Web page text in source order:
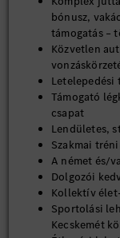
bónusz,
támogatás –
Közvetlen
Letelepedési
Támogató
csapat
Lendületes,
Szakmai
A német és/
Dolgozói
Kollektív
Sportolási
Kecskemét